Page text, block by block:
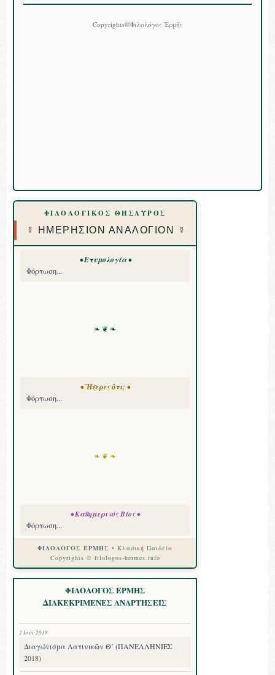
Copyrights@Φιλολόγος Ἑρμῆς
ΦΙΛΟΛΟΓΙΚΟΣ ΘΗΣΑΥΡΟΣ
☿ ΗΜΕΡΗΣΙΟΝ ΑΝΑΛΟΓΙΟΝ ☿
• Ετυμολογία •
Φόρτωση...
❧ ❦ ❧
• Ἤξερες ὅτι; •
Φόρτωση...
❧ ❦ ❧
• Καθημερινός Βίος •
Φόρτωση...
ΦΙΛΟΛΟΓΟΣ ΕΡΜΗΣ • Κλασική Παιδεία
Copyrights © filologos-hermes.info
ΦΙΛΟΛΟΓΟΣ ΕΡΜΗΣ
ΔΙΑΚΕΚΡΙΜΕΝΕΣ ΑΝΑΡΤΗΣΕΙΣ
2 Ιουν 2018
Διαγώνισμα Λατινικῶν Θ’ (ΠΑΝΕΛΛΗΝΙΕΣ
2018)